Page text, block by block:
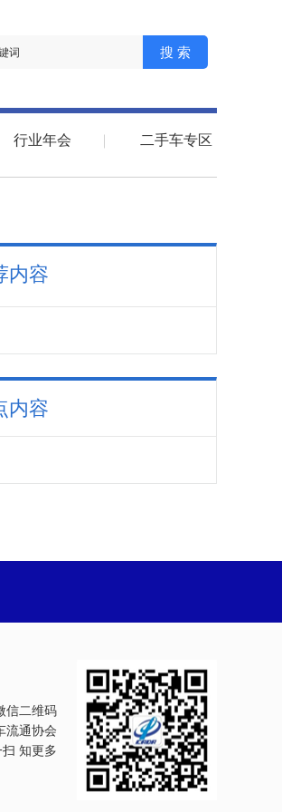
搜 索
行业年会 二手车专区
内容
内容
信二维码
流通协会
知更多